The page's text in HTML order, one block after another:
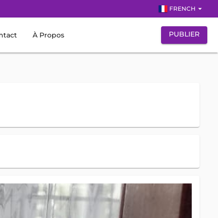
FRENCH arrow_drop_down
À Propos PUBLIER